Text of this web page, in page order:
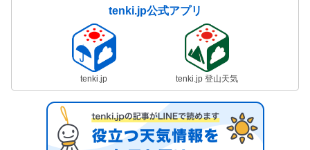
tenki.jp公式アプリ
tenki.jp tenki.jp 登山天気